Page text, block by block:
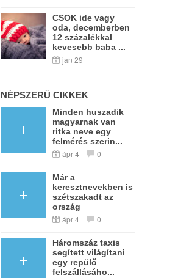
CSOK ide vagy
oda, decemberben
12 százalékkal
kevesebb baba ...
jan 29
NÉPSZERŰ CIKKEK
Minden huszadik
magyarnak van
ritka neve egy
felmérés szerin...
ápr 4 0
Már a
keresztnevekben is
szétszakadt az
ország
ápr 4 0
Háromszáz taxis
segített világítani
egy repülő
felszállásáho...